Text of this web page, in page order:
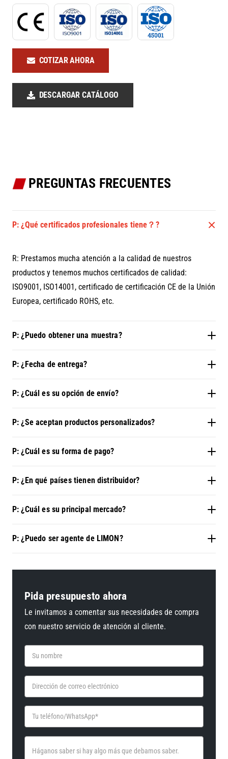
COTIZAR AHORA
DESCARGAR CATÁLOGO
PREGUNTAS FRECUENTES
P: ¿Qué certificados profesionales tiene？?
R: Prestamos mucha atención a la calidad de nuestros
productos y tenemos muchos certificados de calidad:
ISO9001, ISO14001, certificado de certificación CE de la Unión
Europea, certificado ROHS, etc.
P: ¿Puedo obtener una muestra?
P: ¿Fecha de entrega?
P: ¿Cuál es su opción de envío?
P: ¿Se aceptan productos personalizados?
P: ¿Cuál es su forma de pago?
P: ¿En qué países tienen distribuidor?
P: ¿Cuál es su principal mercado?
P: ¿Puedo ser agente de LIMON?
Pida presupuesto ahora
Le invitamos a comentar sus necesidades de compra
con nuestro servicio de atención al cliente.